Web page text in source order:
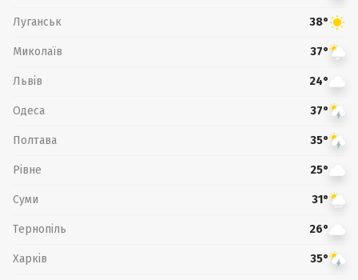
Луганськ 38°
Миколаїв 37°
Львів 24°
Одеса 37°
Полтава 35°
Рівне 25°
Суми 31°
Тернопіль 26°
Харків 35°